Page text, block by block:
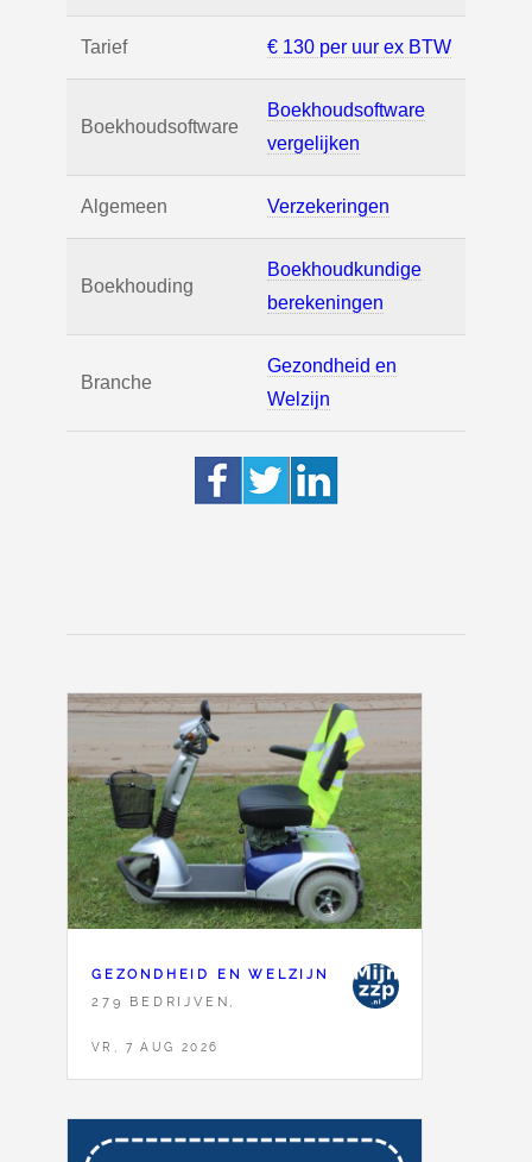
Tarief € 130 per uur ex BTW
Boekhoudsoftware
Boekhoudsoftware
vergelijken
Algemeen Verzekeringen
Boekhouding
Boekhoudkundige
berekeningen
Branche
Gezondheid en
Welzijn
GEZONDHEID EN WELZIJN
279 BEDRIJVEN,
VR, 7 AUG 2026